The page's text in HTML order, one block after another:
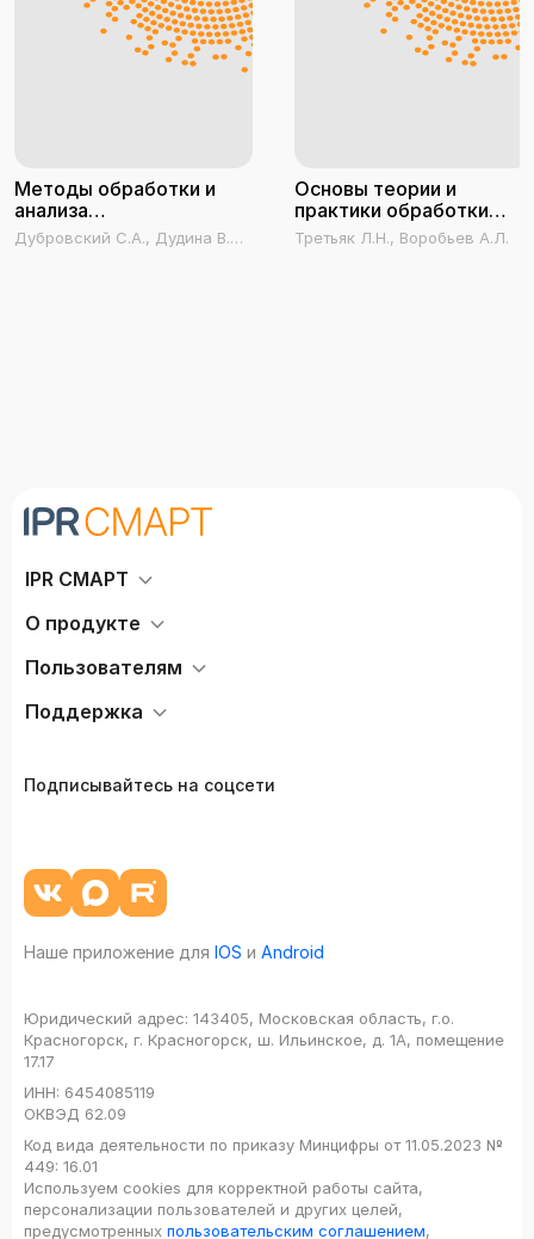
Методы обработки и
анализа
экспериментальных
данных
Дубровский С.А., Дудина В.А.,
Основы теории и
практики обработки
экспериментальных
данных
Третьяк Л.Н., Воробьев А.Л.
IPR СМАРТ
О продукте
Пользователям
Поддержка
Подписывайтесь на соцсети
Наше приложение для IOS и Android
Юридический адрес: 143405, Московская область, г.о.
Красногорск, г. Красногорск, ш. Ильинское, д. 1А, помещение
17.17
ИНН: 6454085119
ОКВЭД 62.09
Код вида деятельности по приказу Минцифры от 11.05.2023 №
449: 16.01
Используем cookies для корректной работы сайта,
персонализации пользователей и других целей,
предусмотренных пользовательским соглашением,